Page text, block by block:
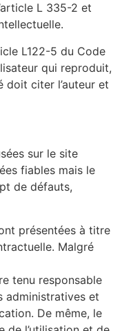
L 335-2 et
L122-5 du Code
qui reproduit,
citer l’auteur et
sur le site
fiables mais le
de défauts,
présentées à titre
Malgré
tenu responsable
administratives et
De même, le